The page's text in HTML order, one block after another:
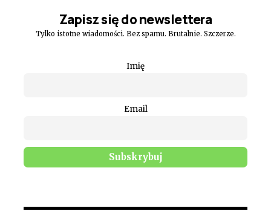
Zapisz się do newslettera
Tylko istotne wiadomości. Bez spamu. Brutalnie. Szczerze.
Imię
Email